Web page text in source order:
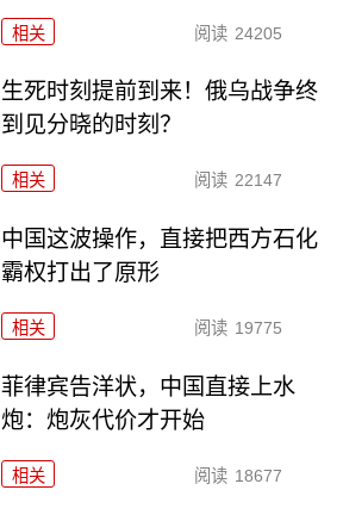
相关 阅读 24205
生死时刻提前到来！俄乌战争终
到见分晓的时刻？
相关 阅读 22147
中国这波操作，直接把西方石化
霸权打出了原形
相关 阅读 19775
菲律宾告洋状，中国直接上水
炮：炮灰代价才开始
相关 阅读 18677